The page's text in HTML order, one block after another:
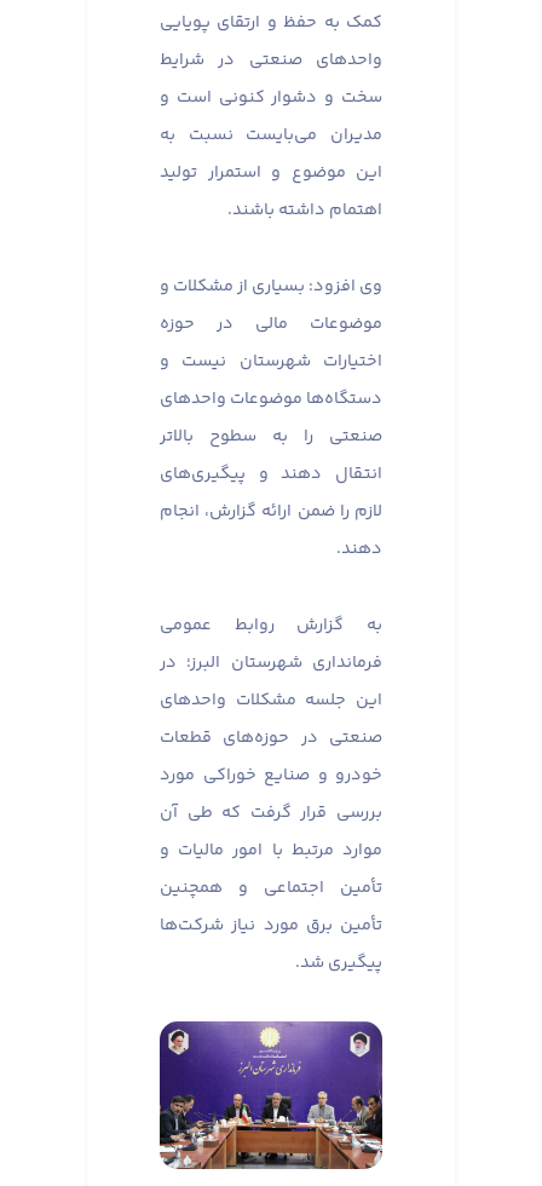
کمک به حفظ و ارتقای پویایی
واحدهای صنعتی در شرایط
سخت و دشوار کنونی است و
مدیران می‌بایست نسبت به
این موضوع و استمرار تولید
اهتمام داشته باشند.
وی افزود: بسیاری از مشکلات و
موضوعات مالی در حوزه
اختیارات شهرستان نیست و
دستگاه‌ها موضوعات واحدهای
صنعتی را به سطوح بالاتر
انتقال دهند و پیگیری‌های
لازم را ضمن ارائه گزارش، انجام
دهند.
به گزارش روابط عمومی
فرمانداری شهرستان البرز؛ در
این جلسه مشکلات واحدهای
صنعتی در حوزه‌های قطعات
خودرو و صنایع خوراکی مورد
بررسی قرار گرفت که طی آن
موارد مرتبط با امور مالیات و
تأمین اجتماعی و همچنین
تأمین برق مورد نیاز شرکت‌ها
پیگیری شد.